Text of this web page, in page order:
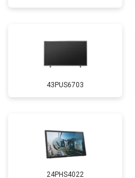
43PUS6703
24PHS4022